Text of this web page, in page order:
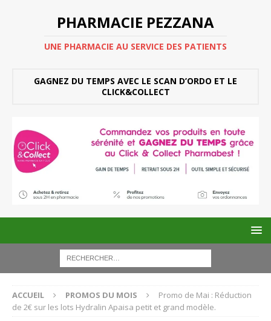
PHARMACIE PEZZANA
UNE PHARMACIE AU SERVICE DES PATIENTS
GAGNEZ DU TEMPS AVEC LE SCAN D’ORDO ET LE
CLICK&COLLECT
ACCUEIL PROMOS DU MOIS
Promo de Mai : Réduction
de 2€ sur les lots Hydralin Apaisa petit et grand modèle.